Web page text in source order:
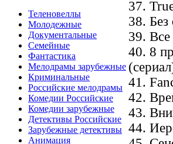
Теленовеллы
Молодежные
Документальные
Семейные
Фантастика
Мелодрамы зарубежные
Криминальные
Российские мелодрамы
Комедии Российские
Комедии зарубежные
Детективы Российские
Зарубежные детективы
Анимация
37.
38. Без
39.
40. 8
41.
42.
43.
44.